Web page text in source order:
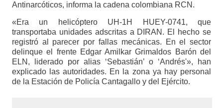
Antinarcóticos, informa la cadena colombiana RCN.
«Era un helicóptero UH-1H HUEY-0741, que
transportaba unidades adscritas a DIRAN. El hecho se
registró al parecer por fallas mecánicas. En el sector
delinque el frente Edgar Amilkar Grimaldos Barón del
ELN, liderado por alias ‘Sebastián’ o ‘Andrés'», han
explicado las autoridades. En la zona ya hay personal
de la Estación de Policía Cantagallo y del Ejército.